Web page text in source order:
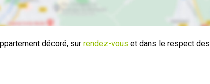
décoré, surrendez-vous et dans le respect des